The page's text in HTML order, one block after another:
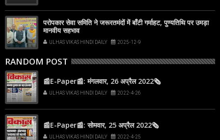
परोपकार सेवा समिति ने जरूरतमंदों में बाँटी गर्माहट, पुण्यतिथि पर उमड़ा
मानवीय सहभाव
ULHAS VIKAS HINDI DAILY 2025-12-9
RANDOM POST
📰E-Paper📰: मंगलवार, 26 अप्रैल 2022🗞
ULHAS VIKAS HINDI DAILY 2022-4-26
📰E-Paper📰: सोमवार, 25 अप्रैल 2022🗞
ULHAS VIKAS HINDI DAILY 2022-4-25